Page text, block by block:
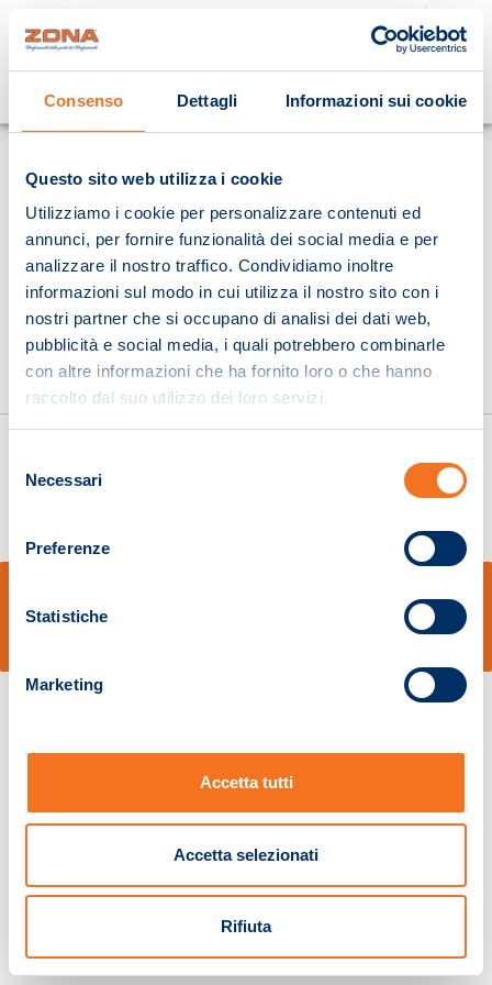
Consenso Dettagli Informazioni sui cookie
Questo sito web utilizza i cookie
Utilizziamo i cookie per personalizzare contenuti ed
annunci, per fornire funzionalità dei social media e per
analizzare il nostro traffico. Condividiamo inoltre
informazioni sul modo in cui utilizza il nostro sito con i
nostri partner che si occupano di analisi dei dati web,
pubblicità e social media, i quali potrebbero combinarle
con altre informazioni che ha fornito loro o che hanno
raccolto dal suo utilizzo dei loro servizi.
delNecessari
Preferenze
Statistiche
Marketing
Accetta tutti
Accetta selezionati
Rifiuta
Cosa stai cercando?
Pistoia 01680210505 – R.E.A. n.155974 - Cap.Soc. € 2.000.000,00 i.v. La
Società adotta il Codice Etico D.lgs. 231/01